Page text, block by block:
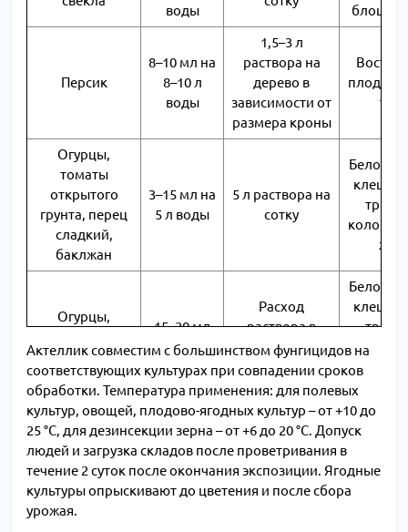
воды
блошки,
Персик
8–10 мл на
8–10 л
воды
1,5–3 л
раствора на
дерево в
зависимости от
размера кроны
тля
Огурцы,
томаты
открытого
грунта, перец
сладкий,
баклжан
3–15 мл на
5 л воды
5 л раствора на
сотку
клещи,
жук
Огурцы,
закрытого
грунта
15–20 мл
на 5–8 л
воды
Расход
раствора в
зависимости от
размера
растений
клещи,
Декоративные
культуры
открытого
грунта
5–15 мл на
5 л воды
5 л раствора на
сотку
Актеллик совместим с большинством фунгицидов на
соответствующих культурах при совпадении сроков
обработки. Температура применения: для полевых
культур, овощей, плодово-ягодных культур – от +10 до
25 °С, для дезинсекции зерна – от +6 до 20 °С. Допуск
людей и загрузка складов после проветривания в
течение 2 суток после окончания экспозиции. Ягодные
культуры опрыскивают до цветения и после сбора
урожая.